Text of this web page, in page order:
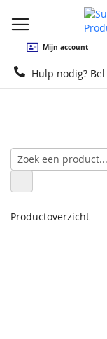
Mijn account
Hulp nodig? Bel
Productoverzicht